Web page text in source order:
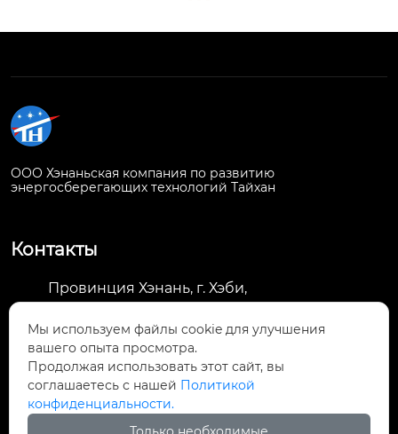
ООО Хэнаньская компания по развитию
энергосберегающих технологий Тайхан
Контакты
Провинция Хэнань, г. Хэби,
городского и сельского развития,
Национальный научно-технологический
инновационный парк «863» (Хэби), корпус 7,
3-й этаж, офис H15
Мы используем файлы cookie для улучшения
вашего опыта просмотра.
Продолжая использовать этот сайт, вы
соглашаетесь с нашей Политикой
конфиденциальности.